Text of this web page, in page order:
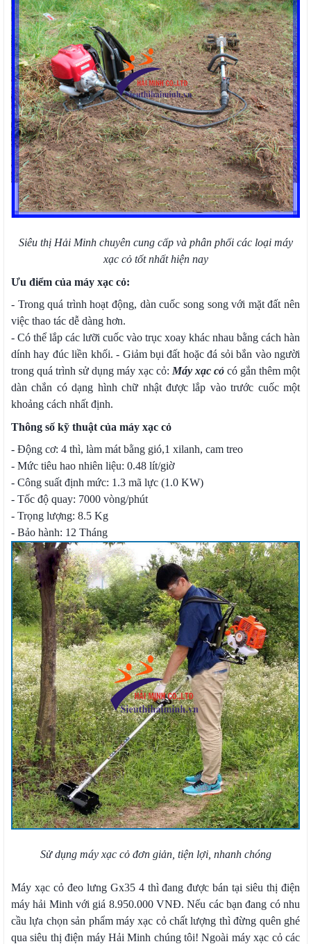
Siêu thị Hải Minh chuyên cung cấp và phân phối các loại máy
xạc cỏ tốt nhất hiện nay
Ưu điểm của máy xạc cỏ:
- Trong quá trình hoạt động, dàn cuốc song song với mặt đất nên
việc thao tác dễ dàng hơn.
- Có thể lắp các lưỡi cuốc vào trục xoay khác nhau bằng cách hàn
dính hay đúc liền khối. - Giảm bụi đất hoặc đá sỏi bắn vào người
trong quá trình sử dụng máy xạc cỏ: Máy xạc cỏ có gắn thêm một
dàn chắn có dạng hình chữ nhật được lắp vào trước cuốc một
khoảng cách nhất định.
Thông số kỹ thuật của máy xạc cỏ
- Động cơ: 4 thì, làm mát bằng gió,1 xilanh, cam treo
- Mức tiêu hao nhiên liệu: 0.48 lít/giờ
- Công suất định mức: 1.3 mã lực (1.0 KW)
- Tốc độ quay: 7000 vòng/phút
- Trọng lượng: 8.5 Kg
- Bảo hành: 12 Tháng
Sử dụng máy xạc cỏ đơn giản, tiện lợi, nhanh chóng
Máy xạc cỏ đeo lưng Gx35 4 thì đang được bán tại siêu thị điện
máy hải Minh với giá 8.950.000 VNĐ. Nếu các bạn đang có nhu
cầu lựa chọn sản phẩm máy xạc cỏ chất lượng thì đừng quên ghé
qua siêu thị điện máy Hải Minh chúng tôi! Ngoài máy xạc cỏ các